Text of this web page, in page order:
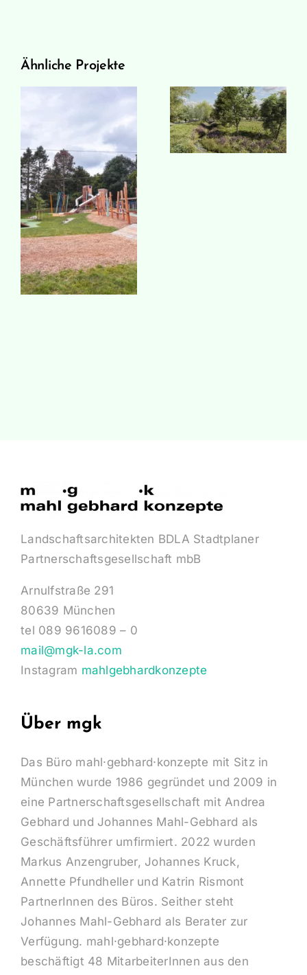
Ähnliche Projekte
Postzentrum,
Dorfzentrum,
Anger
80639 München
tel 089 9616089 – 0
Über mgk
München wurde 1986 gegründet und 2009 in
eine Partnerschaftsgesellschaft mit Andrea
Geschäftsführer umfirmiert. 2022 wurden
Annette Pfundheller und Katrin Rismont
PartnerInnen des Büros. Seither steht
Johannes Mahl-Gebhard als Berater zur
Verfügung. mahl·gebhard·konzepte
beschäftigt 48 MitarbeiterInnen aus den
Disziplinen der Landschaftsarchitektur,
Landschaftsplanung, Umweltökologie,
Stadtplanung, Architektur und Urban Design.